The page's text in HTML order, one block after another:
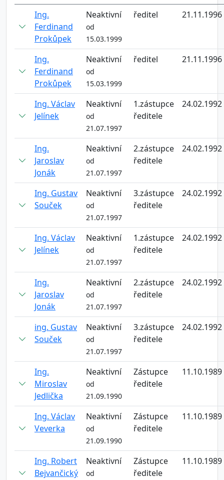
Ing.
Ferdinand
Prokůpek
Neaktivní
od
15.03.1999
ředitel 21.11.1996
Ing.
Ferdinand
Prokůpek
Neaktivní
od
15.03.1999
ředitel 21.11.1996
Ing. Václav
Jelínek
Neaktivní
od
21.07.1997
1.zástupce
ředitele
24.02.1992
Ing.
Jaroslav
Jonák
Neaktivní
od
21.07.1997
2.zástupce
ředitele
24.02.1992
Ing. Gustav
Souček
Neaktivní
od
21.07.1997
3.zástupce
ředitele
24.02.1992
Ing. Václav
Jelínek
Neaktivní
od
21.07.1997
1.zástupce
ředitele
24.02.1992
Ing.
Jaroslav
Jonák
Neaktivní
od
21.07.1997
2.zástupce
ředitele
24.02.1992
ing. Gustav
Souček
Neaktivní
od
21.07.1997
3.zástupce
ředitele
24.02.1992
Ing.
Miroslav
Jedlička
Neaktivní
od
21.09.1990
Zástupce
ředitele
11.10.1989
Ing. Václav
Veverka
Neaktivní
od
21.09.1990
Zástupce
ředitele
11.10.1989
Ing. Robert
Bejvančický
Neaktivní
od
Zástupce
ředitele
11.10.1989